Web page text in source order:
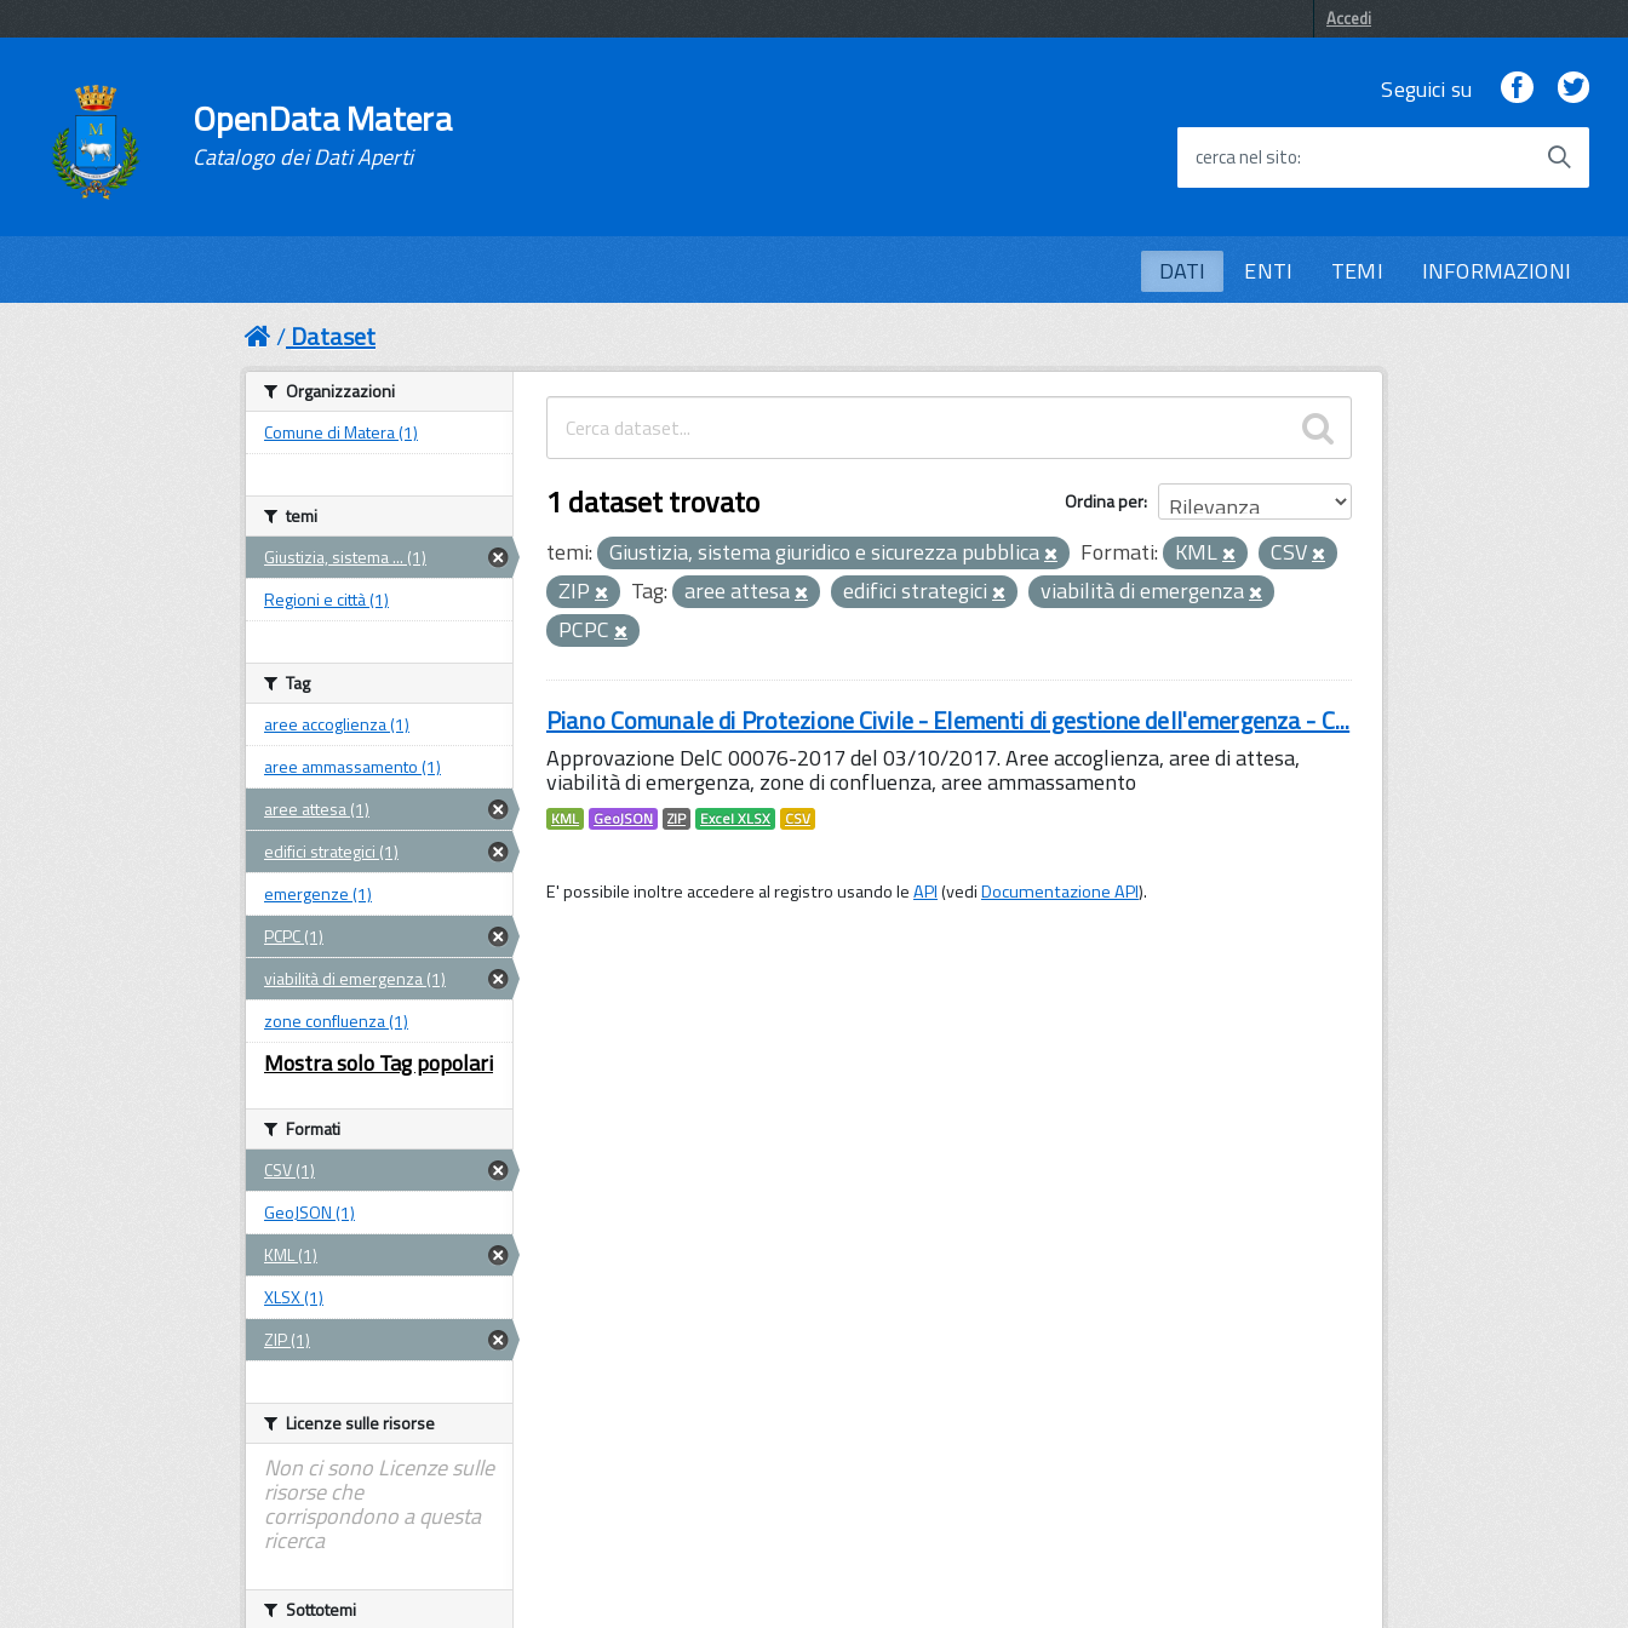
Accedi
OpenData Matera
Catalogo dei Dati Aperti
Seguici su Facebook
cerca nel sito
DATI ENTI TEMI INFORMAZIONI
Dataset
Ordina per
1 dataset trovato
temi: Giustizia, sistema giuridico e sicurezza pubblica Formati: KML
CSV
ZIP
Tag: aree attesa edifici strategici
viabilità di emergenza
PCPC
Piano Comunale di Protezione Civile - Elementi di gestione dell'emergenza - C...
Approvazione DelC 00076-2017 del 03/10/2017. Aree accoglienza, aree di attesa,
viabilità di emergenza, zone di confluenza, aree ammassamento
KML GeoJSON ZIP Excel XLSX CSV
E' possibile inoltre accedere al registro usando leAPI(vediDocumentazione API).
Organizzazioni
Comune di Matera (1)
temi
Giustizia, sistema ... (1)
Regioni e città (1)
Tag
aree accoglienza (1)
aree ammassamento (1)
aree attesa (1)
edifici strategici (1)
emergenze (1)
PCPC (1)
viabilità di emergenza (1)
zone confluenza (1)
Mostra solo Tag popolari
Formati
CSV (1)
GeoJSON (1)
KML (1)
XLSX (1)
ZIP (1)
Licenze sulle risorse
Non ci sono Licenze sulle
risorse che
corrispondono a questa
ricerca
Sottotemi